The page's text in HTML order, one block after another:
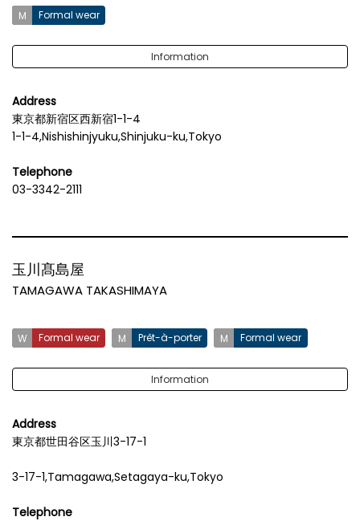
Formal wear
Information
Address
東京都新宿区西新宿1-1-4
1-1-4,Nishishinjyuku,Shinjuku-ku,Tokyo
Telephone
03-3342-2111
玉川髙島屋
TAMAGAWA TAKASHIMAYA
Formal wear Prêt-à-porter Formal wear
Information
Address
東京都世田谷区玉川3-17-1
3-17-1,Tamagawa,Setagaya-ku,Tokyo
Telephone